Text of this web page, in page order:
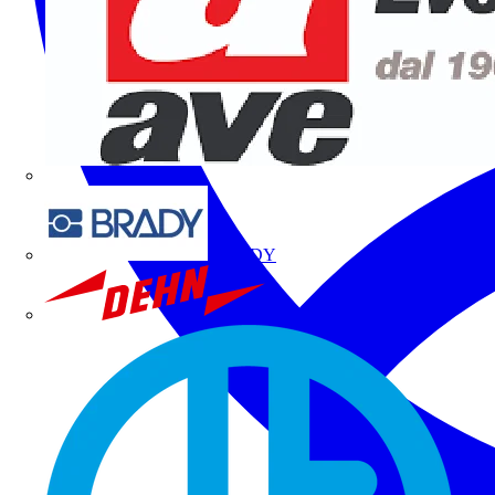
BRADY
DEHN